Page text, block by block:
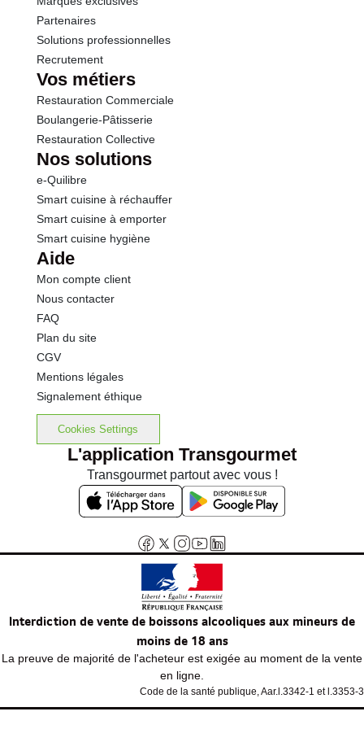
Sel
Partenaires
Solutions professionnelles
Recrutement
Vos métiers
Restauration Commerciale
Boulangerie-Pâtisserie
Restauration Collective
Nos solutions
e-Quilibre
Smart cuisine à réchauffer
Smart cuisine à emporter
Smart cuisine hygiène
Aide
Mon compte client
Nous contacter
FAQ
Plan du site
CGV
Mentions légales
Signalement éthique
Cookies Settings
L'application Transgourmet
Transgourmet partout avec vous !
Interdiction de vente de boissons alcooliques aux mineurs de
moins de 18 ans
La preuve de majorité de l'acheteur est exigée au moment de la vente
en ligne.
Code de la santé publique, Aar.l.3342-1 et l.3353-3